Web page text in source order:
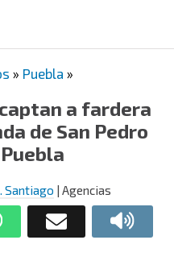
» Puebla »
a fardera
de San Pedro
Santiago | Agencias